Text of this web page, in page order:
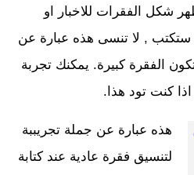
شكل الفقرات للاخبار او
ستكتب , لا تنسى هذه عبارة عن
الفقرة كبيرة. يمكنك تجربة
كنت تود هذا.
هذه عبارة عن جملة تجريببة
لتنسيق فقرة عادية عند كتابة